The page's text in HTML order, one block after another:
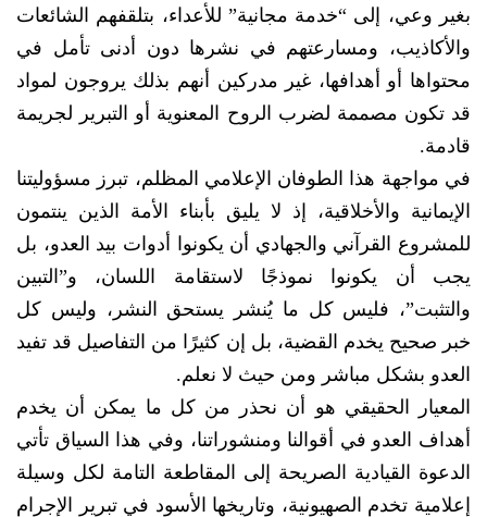
بغير وعي، إلى “خدمة مجانية” للأعداء، بتلقفهم الشائعات
والأكاذيب، ومسارعتهم في نشرها دون أدنى تأمل في
محتواها أو أهدافها، غير مدركين أنهم بذلك يروجون لمواد
قد تكون مصممة لضرب الروح المعنوية أو التبرير لجريمة
قادمة.
في مواجهة هذا الطوفان الإعلامي المظلم، تبرز مسؤوليتنا
الإيمانية والأخلاقية، إذ لا يليق بأبناء الأمة الذين ينتمون
للمشروع القرآني والجهادي أن يكونوا أدوات بيد العدو، بل
يجب أن يكونوا نموذجًا لاستقامة اللسان، و”التبين
والتثبت”، فليس كل ما يُنشر يستحق النشر، وليس كل
خبر صحيح يخدم القضية، بل إن كثيرًا من التفاصيل قد تفيد
العدو بشكل مباشر ومن حيث لا نعلم.
المعيار الحقيقي هو أن نحذر من كل ما يمكن أن يخدم
أهداف العدو في أقوالنا ومنشوراتنا، وفي هذا السياق تأتي
الدعوة القيادية الصريحة إلى المقاطعة التامة لكل وسيلة
إعلامية تخدم الصهيونية، وتاريخها الأسود في تبرير الإجرام